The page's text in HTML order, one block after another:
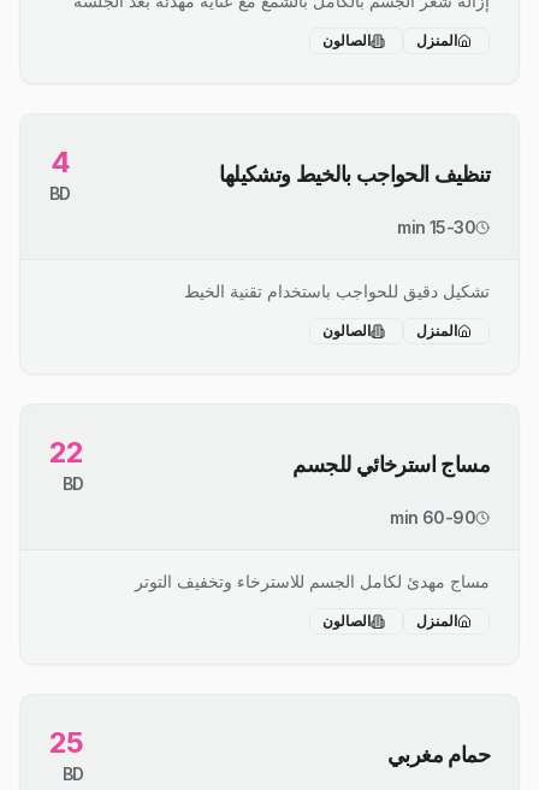
المنزل الصالون
تنظيف الحواجب بالخيط وتشكيلها 4
BD
15-30 min
تشكيل دقيق للحواجب باستخدام تقنية الخيط
المنزل الصالون
مساج استرخائي للجسم 22
BD
60-90 min
مساج مهدئ لكامل الجسم للاسترخاء وتخفيف التوتر
المنزل الصالون
حمام مغربي 25
BD